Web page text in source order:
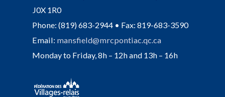
J0X 1R0
Phone: (819) 683-2944 • Fax: 819-683-3590
Email: mansfield@mrcpontiac.qc.ca
Monday to Friday, 8h – 12h and 13h – 16h